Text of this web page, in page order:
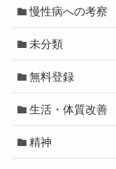
慢性病への考察
未分類
無料登録
生活・体質改善
精神